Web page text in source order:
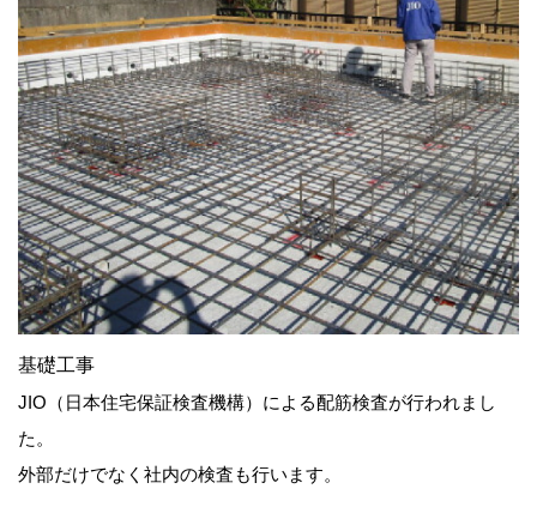
基礎工事
JIO（日本住宅保証検査機構）による配筋検査が行われまし
た。
外部だけでなく社内の検査も行います。